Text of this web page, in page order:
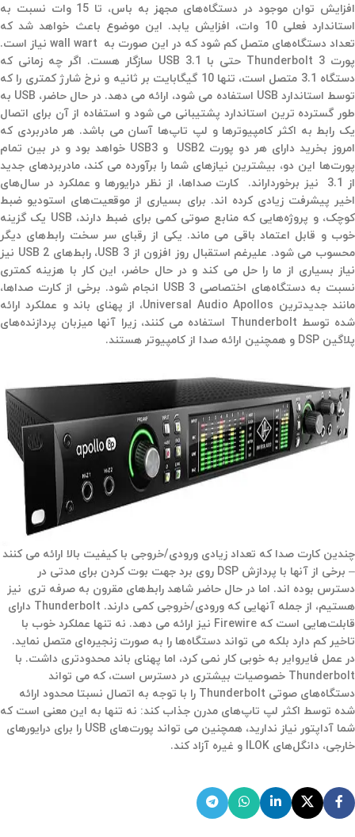
افزایش توان موجود در دستگاه‌های مجهز به باس، تا 15 وات نسبت به
استاندارد فعلی 10 وات، افزایش یابد. این موضوع باعث خواهد شد که
تعداد دستگاه‌های متصل کم شود که در این صورت به wall wart نیاز است.
پورت Thunderbolt 3 حتی با USB 3.1 سازگار هست. اگر چه زمانی که
دستگاه 3.1 متصل است، تنها 10 گیگابایت بر ثانیه و نرخ شارژ کمتری را که
توسط استاندارد USB استفاده می شود، ارائه می دهد. در حال حاضر، USB به
طور گسترده ترین استاندارد پشتیبانی می شود و استفاده از آن برای اتصال
یک رابط به اکثر کامپیوترها و لپ تاپ‌ها آسان می باشد. هر مادربردی که
امروز بخرید دارای هر دو پورت USB2 و USB3 خواهد بود و در بین تمام
پورت‌ها این دو، بیشترین نیازهای شما را برآورده می کند، مادربردهای جدید
از 3.1 نیز برخورداراند. کارت صداها، از نظر درایورها و عملکرد در سال‌های
اخیر پیشرفت زیادی کرده اند. برای بسیاری از موقعیت‌های استودیو ضبط
کوچک، و پروژه‌هایی که منابع صوتی کمی برای ضبط دارند، USB یک گزینه
خوب و قابل اعتماد باقی می ماند. یکی از رقبای سر سخت رابط‌های دیگر
محسوب می شود. علیرغم استقبال روز افزون از USB 3، رابط‌های USB 2 نیز
نیاز بسیاری از ما را حل می کند و در حال حاضر، این کار با هزینه کمتری
نسبت به دستگاه‌های اختصاصی USB 3 انجام شود. برخی از کارت صداها،
مانند جدیدترین Universal Audio Apollos، از پهنای باند و عملکرد ارائه
شده توسط Thunderbolt استفاده می کنند، زیرا آنها میزبان پردازنده‌های
پلاگین DSP و همچنین ارائه صدا از کامپیوتر هستند.
چندین کارت صدا که تعداد زیادی ورودی/خروجی با کیفیت بالا ارائه می کنند
– برخی از آنها با پردازش DSP روی برد جهت بوت کردن برای مدتی در
دسترس بوده اند. اما در حال حاضر شاهد رابط‌های مقرون به صرفه تری نیز
هستیم، از جمله آنهایی که ورودی/خروجی کمی دارند. Thunderbolt دارای
قابلت‌هایی است که Firewire نیز ارائه می دهد. نه تنها عملکرد خوب با
تاخیر کم دارد بلکه می تواند دستگاه‌ها را به صورت زنجیره‌ای متصل نماید.
در عمل فایروایر به خوبی کار نمی کرد، اما پهنای باند محدودتری داشت. با
Thunderbolt خصوصیات بیشتری در دسترس است، که می تواند
دستگاه‌های صوتی Thunderbolt را با توجه به اتصال نسبتا محدود ارائه
شده توسط اکثر لپ تاپ‌های مدرن جذاب کند: نه تنها به این معنی است که
شما آداپتور نیاز ندارید، همچنین می تواند پورت‌های USB را برای درایورهای
خارجی، دانگل‌های ILOK و غیره آزاد کند.